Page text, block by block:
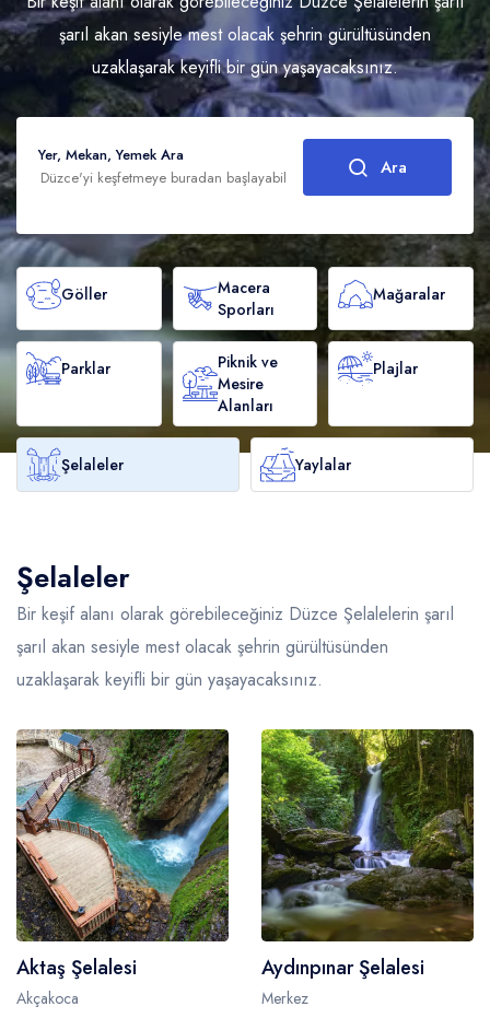
Mağaralar
Macera Sporları
Yerel Üreticiler
Coğrafi İşaretli Ürünler
Kütüphaneler
Turizm Eğitim Kurumları
Sinemalar & Tiyatrolar
Tarihi Yerler
Şehrin Simgesel Eserleri
Yerel Ulaşım Firmaları
Kamp Alanları
Yayla Turizmi
Faydalı Linkler
Etkinlikler
şarıl akan sesiyle mest olacak şehrin gürültüsünden
uzaklaşarak keyifli bir gün yaşayacaksınız.
Yer, Mekan, Yemek Ara
Ara
Göller
Macera
Sporları
Mağaralar
Parklar
Piknik ve
Mesire
Alanları
Plajlar
Şelaleler Yaylalar
Şelaleler
Bir keşif alanı olarak görebileceğiniz Düzce Şelalelerin şarıl
şarıl akan sesiyle mest olacak şehrin gürültüsünden
uzaklaşarak keyifli bir gün yaşayacaksınız.
Aktaş Şelalesi
Akçakoca
Aydınpınar Şelalesi
Merkez